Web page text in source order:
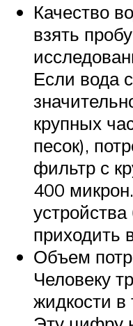
Качество
взять
Если вода
крупных
песок),
фильтр с
400
приходить
Объем
Человеку
жидкости в